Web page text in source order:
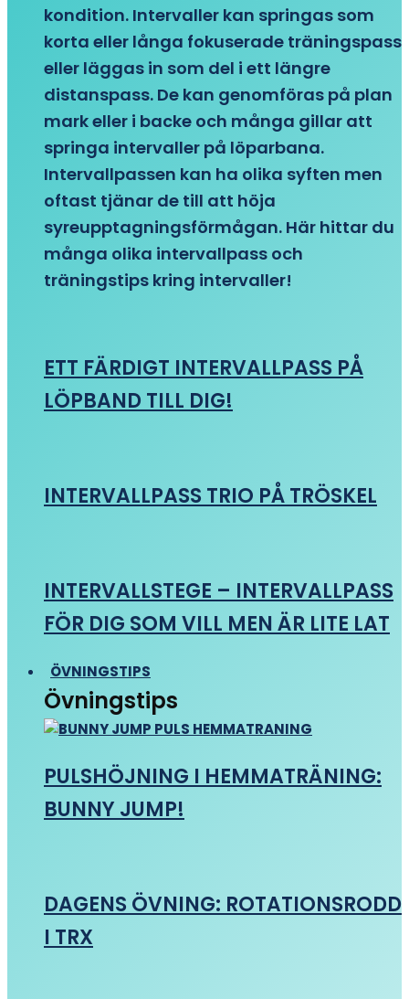
kondition. Intervaller kan springas som
korta eller långa fokuserade träningspass
eller läggas in som del i ett längre
distanspass. De kan genomföras på plan
mark eller i backe och många gillar att
springa intervaller på löparbana.
Intervallpassen kan ha olika syften men
oftast tjänar de till att höja
syreupptagningsförmågan. Här hittar du
många olika intervallpass och
träningstips kring intervaller!
ETT FÄRDIGT INTERVALLPASS PÅ
LÖPBAND TILL DIG!
INTERVALLPASS TRIO PÅ TRÖSKEL
INTERVALLSTEGE – INTERVALLPASS
FÖR DIG SOM VILL MEN ÄR LITE LAT
ÖVNINGSTIPS
Övningstips
PULSHÖJNING I HEMMATRÄNING:
BUNNY JUMP!
DAGENS ÖVNING: ROTATIONSRODD
I TRX